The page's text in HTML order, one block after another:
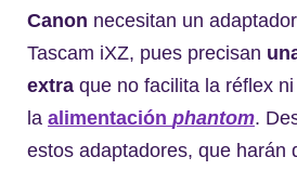
Canon necesitan un
Tascam iXZ, pues precisan
extra que no facilita la réflex
la alimentación phantom.
estos adaptadores, que harán